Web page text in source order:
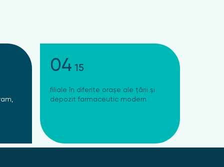
04 15
filiale în diferite orașe ale țării și
depozit farmaceutic modern